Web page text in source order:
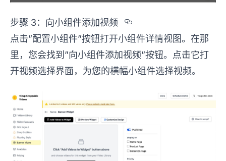
步骤 3：向小组件添加视频
Section titled
点击”配置小组件”按钮打开小组件详情视图。在那
里，您会找到”向小组件添加视频”按钮。点击它打
开视频选择界面，为您的横幅小组件选择视频。